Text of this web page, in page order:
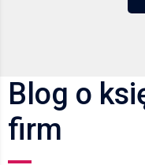
Blog o
firm